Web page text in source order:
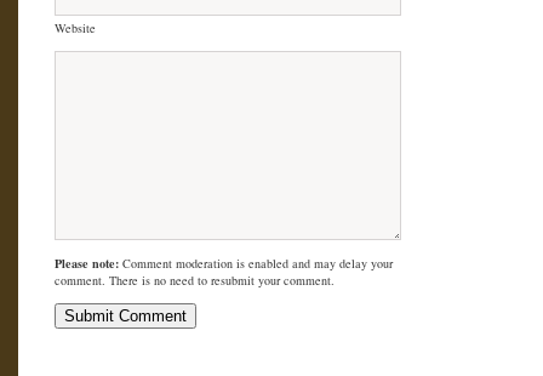
Website
Please note: Comment moderation is enabled and may delay your
comment. There is no need to resubmit your comment.